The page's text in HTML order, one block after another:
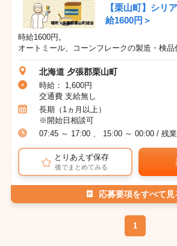
【栗山町】シリ
給1600円＞
時給1600円。
オートミール、コーンフレークの製造・検品
北海道 夕張郡栗山町
時給： 1,600円
交通費 支給無し
長期（1ヵ月以上）
※開始日相談可
07:45 ～ 17:00 、 15:00 ～ 00:00 / 残
とりあえず保存
後でまとめてみる
応募要項をすべて見
1